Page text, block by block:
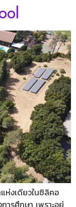
แห่งเดียวในซิลิคอ
ารศึกษา เพราะอยู่